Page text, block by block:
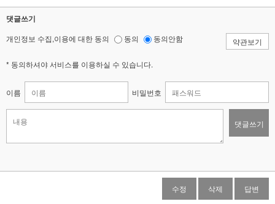
댓글쓰기
개인정보 수집,이용에 대한 동의 동의 동의안함 약관보기
* 동의하셔야 서비스를 이용하실 수 있습니다.
이름 비밀번호
댓글쓰기
수정 삭제 답변